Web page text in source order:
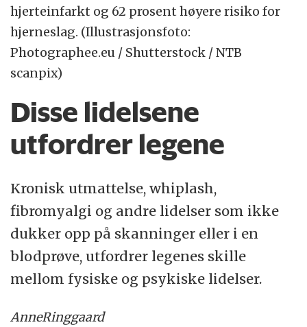
hjerteinfarkt og 62 prosent høyere risiko for
hjerneslag. (Illustrasjonsfoto:
Photographee.eu / Shutterstock / NTB
scanpix)
Disse lidelsene
utfordrer legene
Kronisk utmattelse, whiplash,
fibromyalgi og andre lidelser som ikke
dukker opp på skanninger eller i en
blodprøve, utfordrer legenes skille
mellom fysiske og psykiske lidelser.
AnneRinggaard